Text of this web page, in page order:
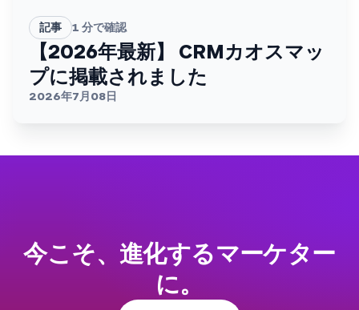
記事 1 分で確認
【2026年最新】 CRMカオスマッ
プに掲載されました
2026年7月08日
今こそ、進化するマーケター
に。